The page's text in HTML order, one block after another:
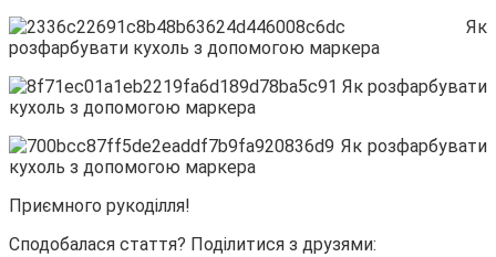
Приємного рукоділля!
Сподобалася стаття? Поділитися з друзями: